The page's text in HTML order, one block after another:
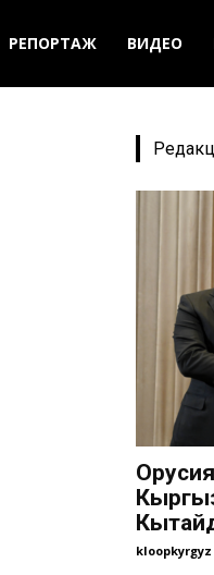
РЕПОРТАЖ ВИДЕО
kloopkyrgyz